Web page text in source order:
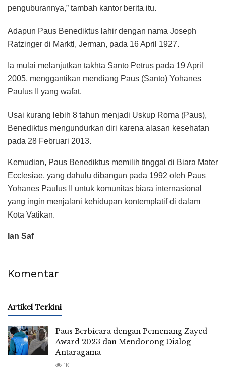
penguburannya,” tambah kantor berita itu.
Adapun Paus Benediktus lahir dengan nama Joseph
Ratzinger di Marktl, Jerman, pada 16 April 1927.
Ia mulai melanjutkan takhta Santo Petrus pada 19 April
2005, menggantikan mendiang Paus (Santo) Yohanes
Paulus II yang wafat.
Usai kurang lebih 8 tahun menjadi Uskup Roma (Paus),
Benediktus mengundurkan diri karena alasan kesehatan
pada 28 Februari 2013.
Kemudian, Paus Benediktus memilih tinggal di Biara Mater
Ecclesiae, yang dahulu dibangun pada 1992 oleh Paus
Yohanes Paulus II untuk komunitas biara internasional
yang ingin menjalani kehidupan kontemplatif di dalam
Kota Vatikan.
Ian Saf
Komentar
Artikel Terkini
Paus Berbicara dengan Pemenang Zayed
Award 2023 dan Mendorong Dialog
Antaragama
1K